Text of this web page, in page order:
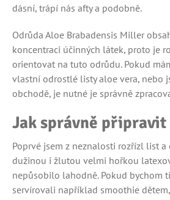
dásní, trápí nás afty a podobně.
Odrůda Aloe Brabadensis Miller
koncentraci účinných látek, proto je
orientovat na tuto odrůdu. Pokud
vlastní odrostlé listy aloe vera, nebo
obchodě, je nutné je správně
Jak správně připravit
Poprvé jsem z neznalosti rozřízl list
dužinou i žlutou velmi hořkou
nepůsobilo lahodně. Pokud bychom
servírovali například smoothie